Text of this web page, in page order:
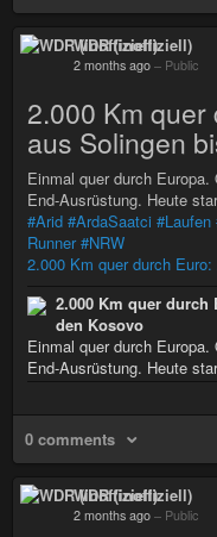
WDR (inoffiziell)
2 months ago – Public
2.000 Km
aus Solingen
Einmal quer durch
End-Ausrüstung. Heute
#Arid #ArdaSaatci #Laufen
Runner #NRW
2.000 Km quer durch
2.000 Km quer
den Kosovo
Einmal quer durch
End-Ausrüstung. Heute
0 comments
WDR (inoffiziell)
2 months ago – Public